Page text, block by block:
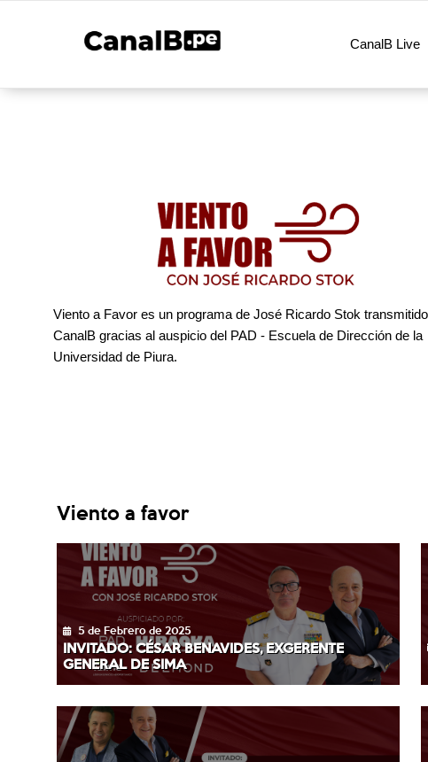
CanalB Live
Viento a Favor es un programa de José Ricardo Stok
CanalB gracias al auspicio del PAD - Escuela de Dirección de la
Universidad de Piura.
Viento a favor
5 de Febrero de 2025
INVITADO: CÉSAR BENAVIDES, EXGERENTE
GENERAL DE SIMA